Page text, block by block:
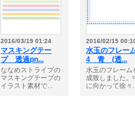
2016/03/19 01:24
マスキングテー
プ 透過pn...
ななめストライプの
マスキングテープの
イラスト素材で...
2016/02/15
水玉のフレー
4 青 (透...
水玉のフレーム
成致しました。
に向かって徐々